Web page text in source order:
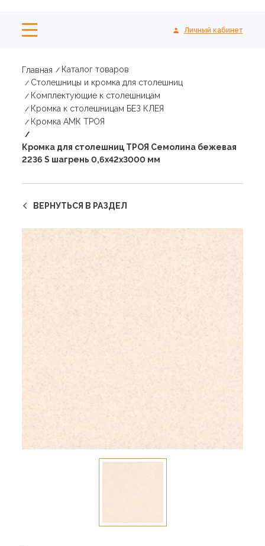
Личный кабинет
Главная
Каталог товаров
Столешницы и кромка для столешниц
Комплектующие к столешницам
Кромка к столешницам БЕЗ КЛЕЯ
Кромка АМК ТРОЯ
Кромка для столешниц ТРОЯ Семолина бежевая
2236 S шагрень 0,6х42х3000 мм
ВЕРНУТЬСЯ В РАЗДЕЛ